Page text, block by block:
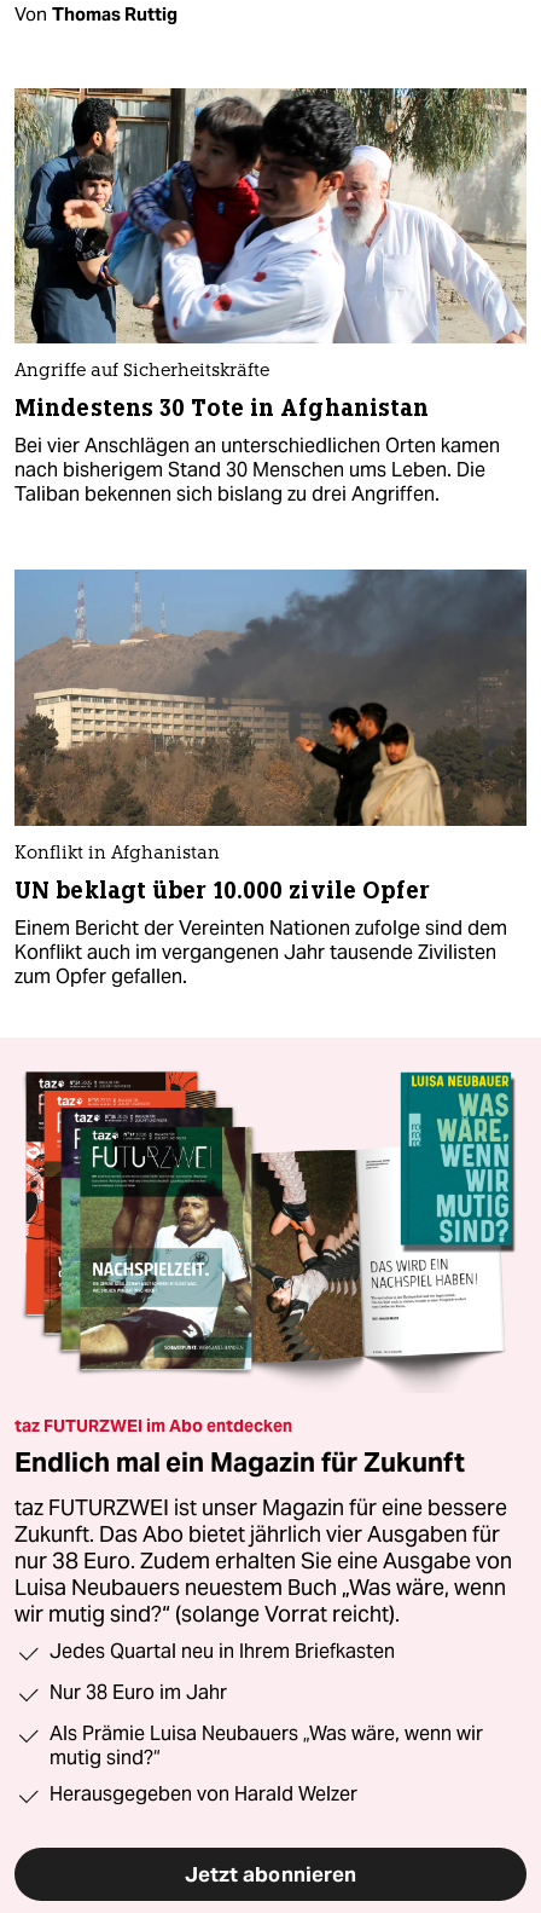
Von Thomas Ruttig
Angriffe auf Sicherheitskräfte
Mindestens 30 Tote in Afghanistan
Bei vier Anschlägen an unterschiedlichen Orten kamen
nach bisherigem Stand 30 Menschen ums Leben. Die
Taliban bekennen sich bislang zu drei Angriffen.
Konflikt in Afghanistan
UN beklagt über 10.000 zivile Opfer
Einem Bericht der Vereinten Nationen zufolge sind dem
Konflikt auch im vergangenen Jahr tausende Zivilisten
zum Opfer gefallen.
taz FUTURZWEI im Abo entdecken
Endlich mal ein Magazin für Zukunft
taz FUTURZWEI ist unser Magazin für eine bessere
Zukunft. Das Abo bietet jährlich vier Ausgaben für
nur 38 Euro. Zudem erhalten Sie eine Ausgabe von
Luisa Neubauers neuestem Buch „Was wäre, wenn
wir mutig sind?“ (solange Vorrat reicht).
Jedes Quartal neu in Ihrem Briefkasten
Nur 38 Euro im Jahr
Als Prämie Luisa Neubauers „Was wäre, wenn wir
mutig sind?“
Herausgegeben von Harald Welzer
Jetzt abonnieren